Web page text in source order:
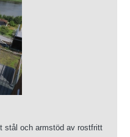
stål och armstöd av rostfritt